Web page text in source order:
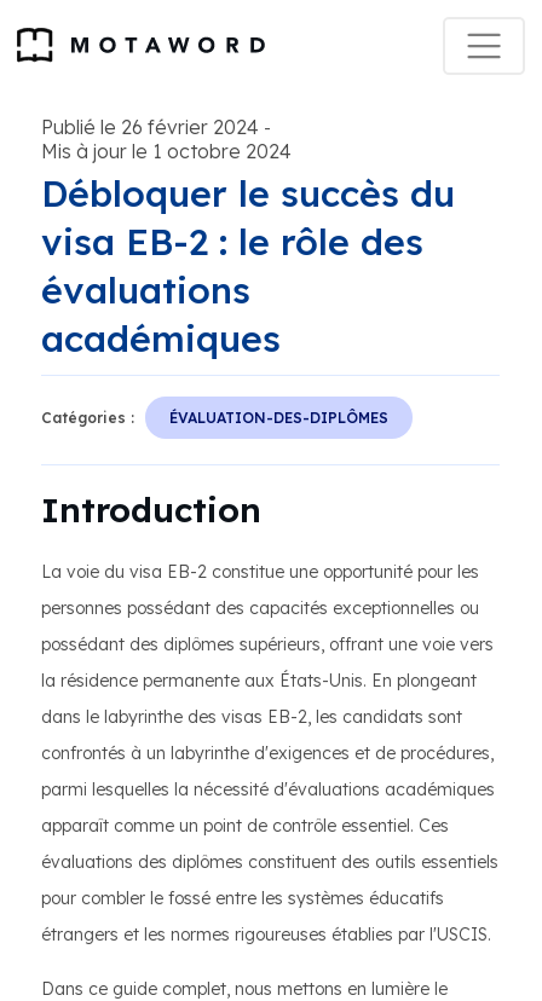
Publié le 26 février 2024 -
Mis à jour le 1 octobre 2024
Débloquer le succès du
visa EB-2 : le rôle des
évaluations
académiques
Catégories : ÉVALUATION-DES-DIPLÔMES
Introduction
La voie du visa EB-2 constitue une opportunité pour les
personnes possédant des capacités exceptionnelles ou
possédant des diplômes supérieurs, offrant une voie vers
la résidence permanente aux États-Unis. En plongeant
dans le labyrinthe des visas EB-2, les candidats sont
confrontés à un labyrinthe d'exigences et de procédures,
parmi lesquelles la nécessité d'évaluations académiques
apparaît comme un point de contrôle essentiel. Ces
évaluations des diplômes constituent des outils essentiels
pour combler le fossé entre les systèmes éducatifs
étrangers et les normes rigoureuses établies par l'USCIS.
Dans ce guide complet, nous mettons en lumière le